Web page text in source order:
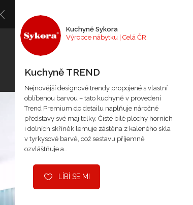
Kuchyně Sykora
Výrobce nábytku | Celá ČR
Kuchyně TREND
Nejnovější designové trendy propojené s vlastní
oblíbenou barvou – tato kuchyně v provedení
Trend Premium do detailu naplňuje náročné
představy své majitelky. Čisté bílé plochy horních
i dolních skříněk lemuje zástěna z kaleného skla
v tyrkysové barvě, což sestavu příjemně
ozvláštňuje a…
LÍBÍ SE MI